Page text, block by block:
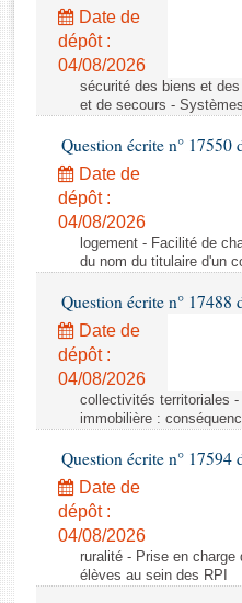
Rapports législatifs
Rapports sur l'application des
Baromètre de l’application
Dossiers législatifs
Budget et sécurité sociale
Questions écrites et orales
Comptes rendus des débats
Date de
dépôt :
04/08/2026
sécurité des biens et
et de secours -
Question écrite n°
Date de
dépôt :
04/08/2026
logement - Facilité de
du nom du titulaire d'un
Question écrite n°
Date de
dépôt :
04/08/2026
collectivités territoriales
immobilière :
Question écrite n° 17594
Date de
dépôt :
04/08/2026
ruralité - Prise en
élèves au sein des RPI